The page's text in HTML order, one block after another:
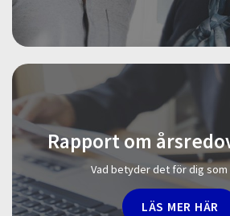
Rapport om
Vad betyder det för dig som
LÄS MER HÄR